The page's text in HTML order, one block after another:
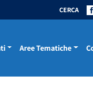
CERCA
Aree Tematiche